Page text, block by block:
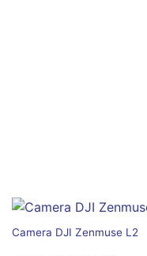
Camera DJI Zenmuse L2